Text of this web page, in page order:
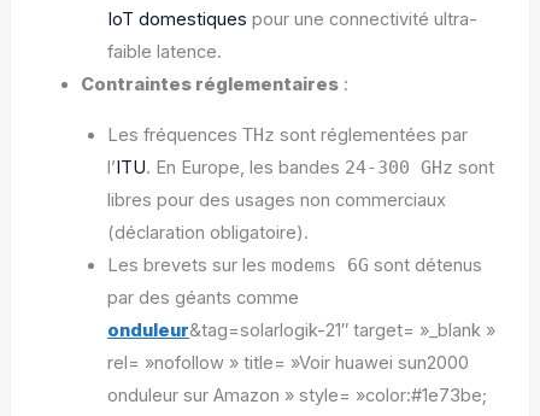
IoT domestiques pour une connectivité ultra-
faible latence.
Contraintes réglementaires :
Les fréquencesTHz sont réglementées par
l’ITU. En Europe, les bandes 24-300 GHz sont
libres pour des usages non commerciaux
(déclaration obligatoire).
Les brevets sur lesmodems 6G sont détenus
par des géants comme
onduleur&tag=solarlogik-21″ target= »_blank »
rel= »nofollow » title= »Voir huawei sun2000
onduleur sur Amazon » style= »color:#1e73be;